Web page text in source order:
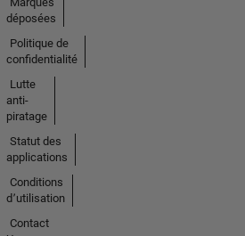
déposées
Politique de
confidentialité
Lutte
anti-
piratage
Statut des
applications
Conditions
d՚utilisation
Contact